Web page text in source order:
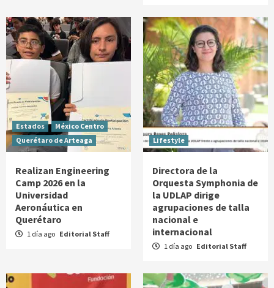
Estados
México Centro
Querétaro de Arteaga
Realizan Engineering
Camp 2026 en la
Universidad
Aeronáutica en
Querétaro
1 día ago Editorial Staff
Lifestyle
Directora de la
Orquesta Symphonia de
la UDLAP dirige
agrupaciones de talla
nacional e
internacional
1 día ago Editorial Staff